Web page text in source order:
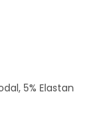
5% Elastan